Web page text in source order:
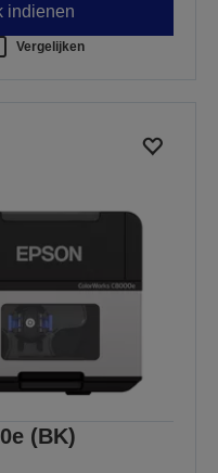
indienen
Vergelijken
(BK)